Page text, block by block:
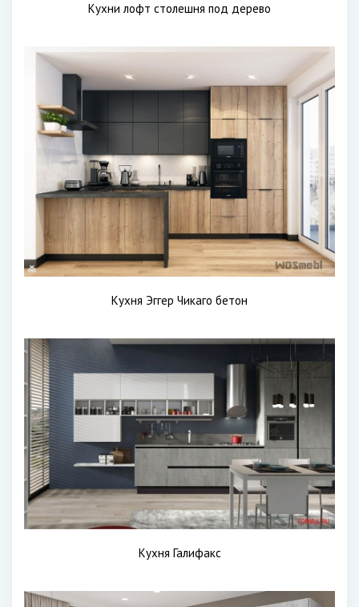
Кухни лофт столешня под дерево
Кухня Эггер Чикаго бетон
Кухня Галифакс